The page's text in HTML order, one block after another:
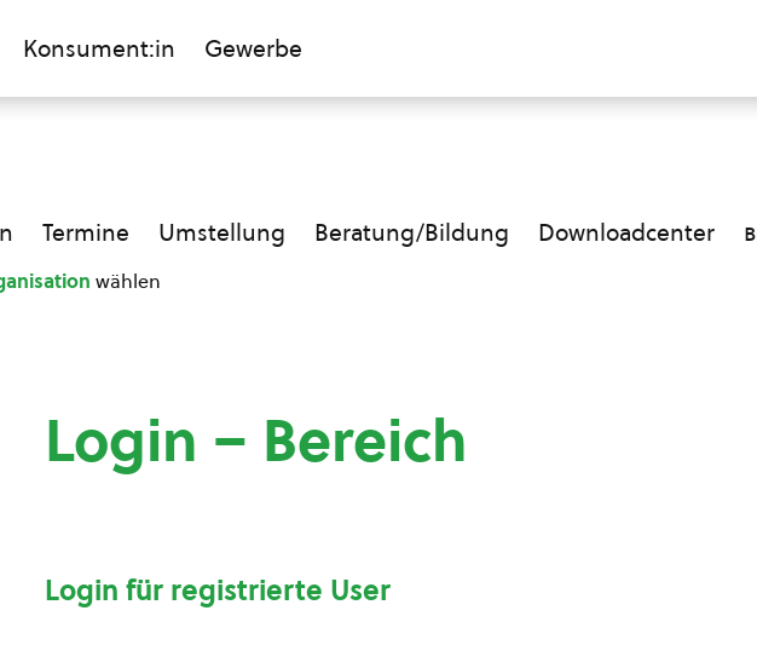
Konsument:in Gewerbe
Termine Umstellung Beratung/Bildung Downloadcenter
wählen
Login – Bereich
Login für registrierte User